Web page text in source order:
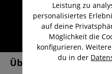
Kostenloser
Lieferzeit
30 Tage
Über Uns
Leistung zu
personalisiertes
auf deine
Möglichkeit die
konfigurieren.
du in der